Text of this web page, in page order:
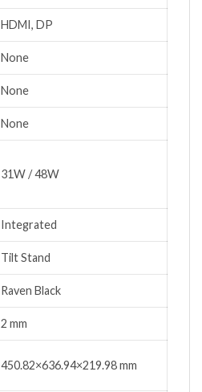
HDMI, DP
None
None
None
31W / 48W
Integrated
Tilt Stand
Raven Black
2 mm
450.82×636.94×219.98 mm